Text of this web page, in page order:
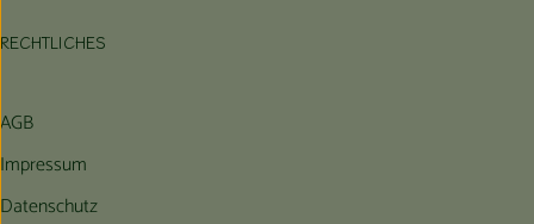
RECHTLICHES
AGB
Impressum
Datenschutz